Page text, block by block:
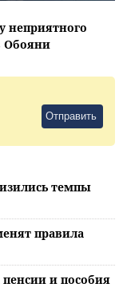
неприятного
Обояни
Отправить
темпы
правила
пенсии и пособия